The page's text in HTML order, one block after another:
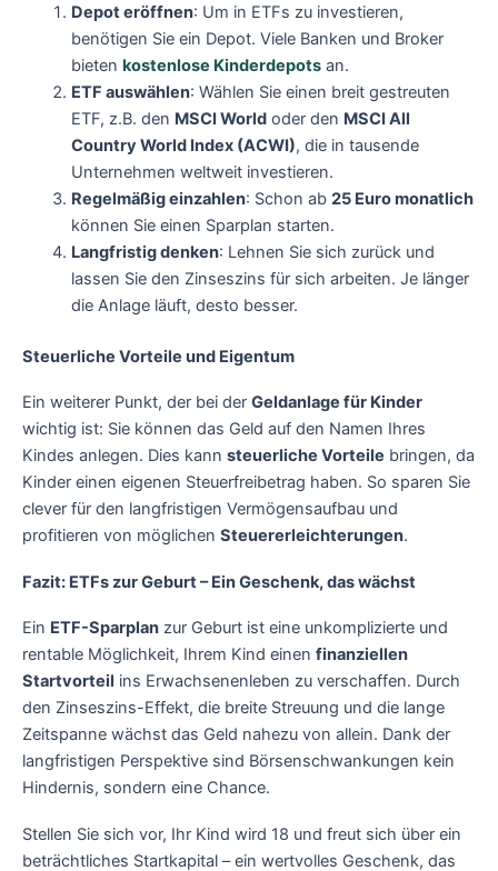
Depot eröffnen: Um in ETFs zu investieren,
benötigen Sie ein Depot. Viele Banken und Broker
bieten kostenlose Kinderdepotsan.
ETF auswählen: Wählen Sie einen breit gestreuten
ETF, z.B. den MSCI Worldoder den MSCI All
Country World Index (ACWI), die in tausende
Unternehmen weltweit investieren.
Regelmäßig einzahlen: Schon ab 25 Euro monatlich
können Sie einen Sparplan starten.
Langfristig denken: Lehnen Sie sich zurück und
lassen Sie den Zinseszins für sich arbeiten. Je länger
die Anlage läuft, desto besser.
Steuerliche Vorteile und Eigentum
Ein weiterer Punkt, der bei der Geldanlage für Kinder
wichtig ist: Sie können das Geld auf den Namen Ihres
Kindes anlegen. Dies kann steuerliche Vorteile bringen, da
Kinder einen eigenen Steuerfreibetrag haben. So sparen Sie
clever für den langfristigen Vermögensaufbau und
profitieren von möglichen Steuererleichterungen.
Fazit: ETFs zur Geburt – Ein Geschenk, das wächst
Ein ETF-Sparplan zur Geburt ist eine unkomplizierte und
rentable Möglichkeit, Ihrem Kind einen finanziellen
Startvorteil ins Erwachsenenleben zu verschaffen. Durch
den Zinseszins-Effekt, die breite Streuung und die lange
Zeitspanne wächst das Geld nahezu von allein. Dank der
langfristigen Perspektive sind Börsenschwankungen kein
Hindernis, sondern eine Chance.
Stellen Sie sich vor, Ihr Kind wird 18 und freut sich über ein
beträchtliches Startkapital – ein wertvolles Geschenk, das